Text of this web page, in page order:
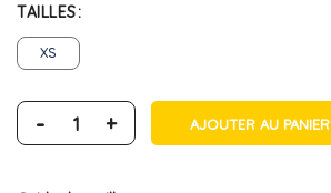
TAILLES
XS
- + AJOUTER AU PANIER